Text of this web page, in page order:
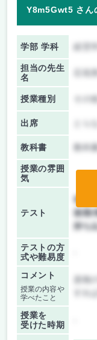
Y8m5Gwt5 さん
学部 学科
担当の先生
名
授業種別 その他
出席
教科書 教科
授業の雰囲
気
テスト
前期/
後期/
持ち
テストの方
式や難易度
コメント
授業の内容や
学べたこと
資格
授業を
受けた時期